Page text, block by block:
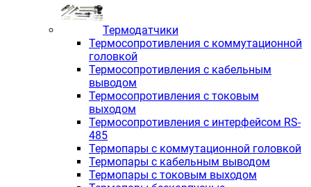
Термодатчики
Термосопротивления с коммутационной
головкой
Термосопротивления с кабельным
выводом
Термосопротивления с токовым
выходом
Термосопротивления с интерфейсом RS-
485
Термопары с коммутационной головкой
Термопары с кабельным выводом
Термопары с токовым выходом